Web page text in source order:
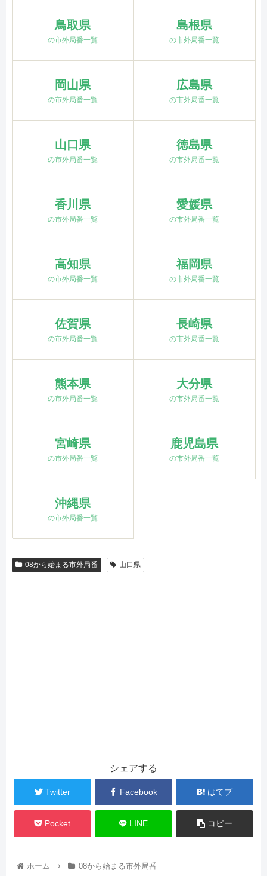
鳥取県
の市外局番一覧
島根県
の市外局番一覧
岡山県
の市外局番一覧
広島県
の市外局番一覧
山口県
の市外局番一覧
徳島県
の市外局番一覧
香川県
の市外局番一覧
愛媛県
の市外局番一覧
高知県
の市外局番一覧
福岡県
の市外局番一覧
佐賀県
の市外局番一覧
長崎県
の市外局番一覧
熊本県
の市外局番一覧
大分県
の市外局番一覧
宮崎県
の市外局番一覧
鹿児島県
の市外局番一覧
沖縄県
の市外局番一覧
08から始まる市外局番 山口県
シェアする
Twitter Facebook はてブ
Pocket LINE コピー
ホーム 08から始まる市外局番